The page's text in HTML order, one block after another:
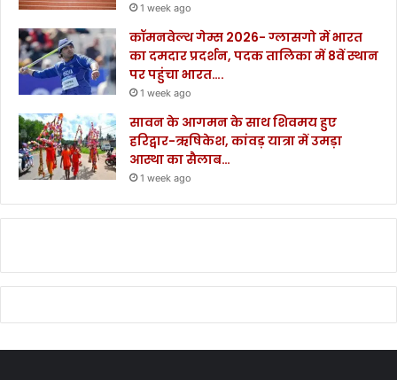
1 week ago
कॉमनवेल्थ गेम्स 2026- ग्लासगो में भारत
का दमदार प्रदर्शन, पदक तालिका में 8वें स्थान
पर पहुंचा भारत….
1 week ago
सावन के आगमन के साथ शिवमय हुए
हरिद्वार-ऋषिकेश, कांवड़ यात्रा में उमड़ा
आस्था का सैलाब…
1 week ago